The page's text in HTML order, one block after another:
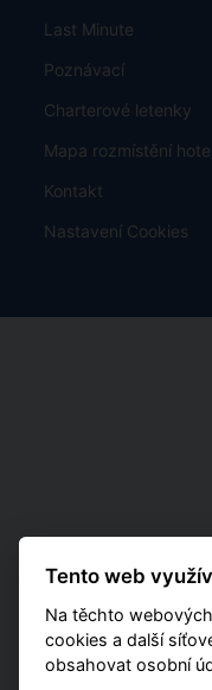
Last Minute
Poznávací
Charterové letenky
Mapa rozmístění
Kontakt
Nastavení Cookies
Tento web
Na těchto
cookies a další
obsahovat osobní